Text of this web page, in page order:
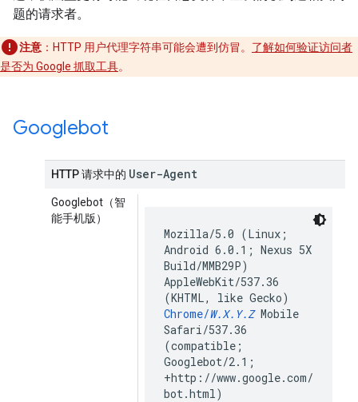
题的请求者。
注意 ：HTTP 用户代理字符串可能会遭到仿冒。 了解如何验证访问者
是否为 Google 抓取工具。
Googlebot
HTTP 请求中的 User-Agent
Googlebot（智
能手机版）
Mozilla/5.0 (Linux;
Android 6.0.1; Nexus 5X
Build/MMB29P)
AppleWebKit/537.36
(KHTML, like Gecko)
Chrome/W.X.Y.ZMobile
Safari/537.36
(compatible;
Googlebot/2.1;
+http://www.google.com/
bot.html)